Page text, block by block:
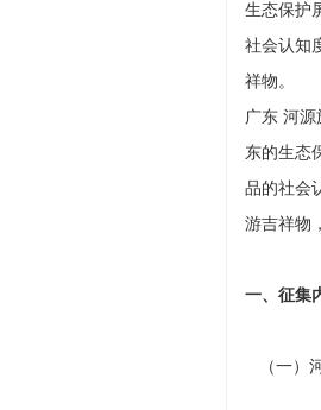
生态保护
社会认知
祥物。
广东 河源
东的生态
品的社会
游吉祥物
一、征集
（一）